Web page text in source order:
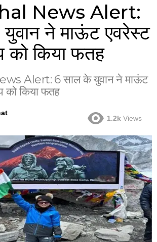
News Alert:
ने माऊंट एवरेस्ट
किया फतह
Alert: 6 साल के युवान ने माऊंट
किया फतह
1.2k Views